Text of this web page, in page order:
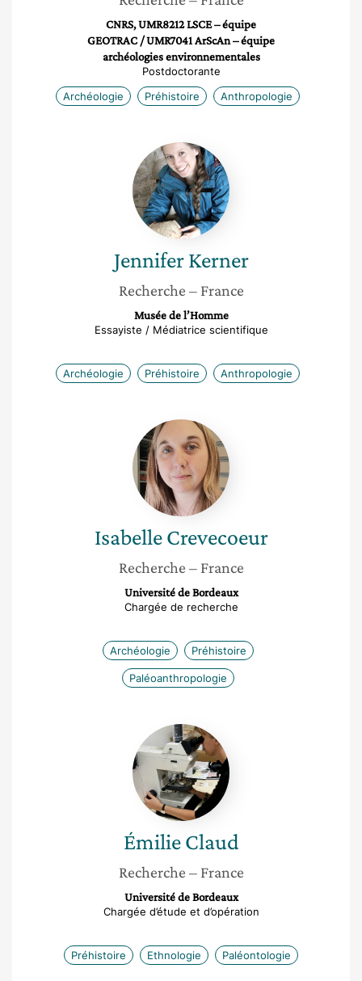
CNRS, UMR8212 LSCE – équipe
GEOTRAC / UMR7041 ArScAn – équipe
archéologies environnementales
Postdoctorante
Archéologie
Préhistoire Anthropologie
Jennifer
Kerner
Jennifer Kerner
Recherche – France
Musée de l’Homme
Essayiste / Médiatrice scientifique
Archéologie Préhistoire Anthropologie
Isabelle
Crevecoeur
Isabelle Crevecoeur
Recherche – France
Université de Bordeaux
Chargée de recherche
Archéologie Préhistoire
Paléoanthropologie
Émilie
Claud
Émilie Claud
Recherche – France
Université de Bordeaux
Chargée d’étude et d’opération
Préhistoire Ethnologie Paléontologie